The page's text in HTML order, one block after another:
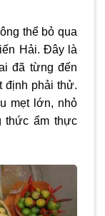
thể bỏ qua
Hải. Đây là
đã từng đến
định phải thử.
mẹt lớn, nhỏ
thức ẩm thực